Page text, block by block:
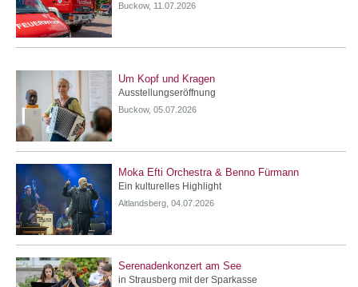
Buckow, 11.07.2026
Um Kopf und Kragen
Ausstellungseröffnung
Buckow, 05.07.2026
Moka Efti Orchestra & Benno Fürmann
Ein kulturelles Highlight
Altlandsberg, 04.07.2026
Serenadenkonzert am See
in Strausberg mit der Sparkasse